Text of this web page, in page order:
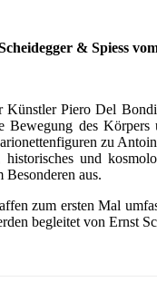
& Spiess
Künstler Piero Del
des
zu
und
aus.
zum ersten Mal
begleitet von Ernst